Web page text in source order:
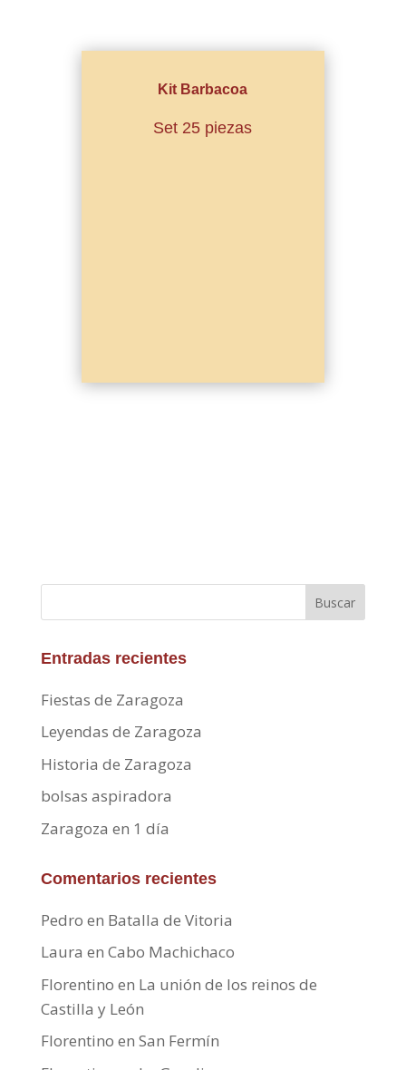
Kit Barbacoa
Set 25 piezas
Buscar
Entradas recientes
Fiestas de Zaragoza
Leyendas de Zaragoza
Historia de Zaragoza
bolsas aspiradora
Zaragoza en 1 día
Comentarios recientes
Pedro en Batalla de Vitoria
Laura en Cabo Machichaco
Florentino en La unión de los reinos de
Castilla y León
Florentino en San Fermín